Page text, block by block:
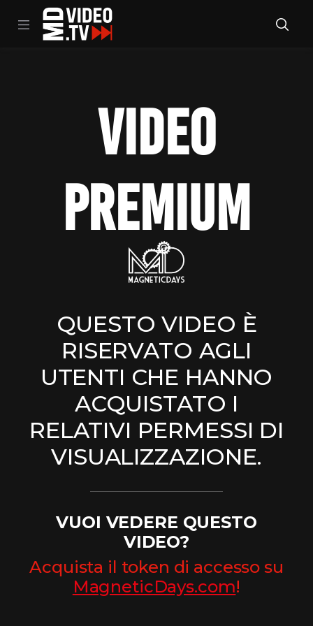
VIDEO
PREMIUM
QUESTO VIDEO È
RISERVATO AGLI
UTENTI CHE HANNO
ACQUISTATO I
RELATIVI PERMESSI DI
VISUALIZZAZIONE.
VUOI VEDERE QUESTO
VIDEO?
Acquista il token di accesso su
MagneticDays.com!